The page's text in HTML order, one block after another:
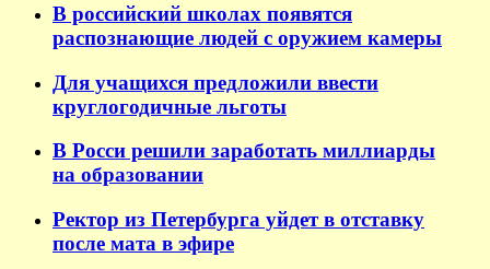
В российский школах появятся
распознающие людей с оружием камеры
Для учащихся предложили ввести
круглогодичные льготы
В Росси решили заработать миллиарды
на образовании
Ректор из Петербурга уйдет в отставку
после мата в эфире